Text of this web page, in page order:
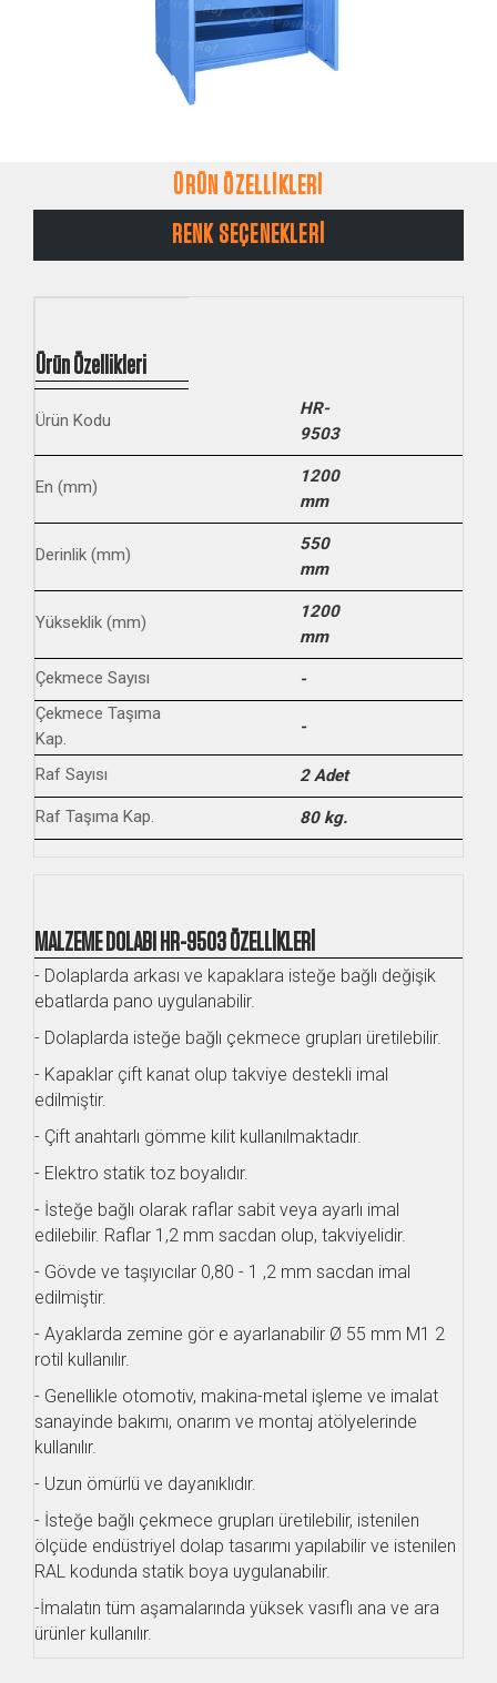
ÜRÜN ÖZELLİKLERİ
RENK SEÇENEKLERİ
Ürün Özellikleri
Ürün Kodu
HR-
9503
En (mm)
1200
mm
Derinlik (mm)
550
mm
Yükseklik (mm)
1200
mm
Çekmece Sayısı
-
Çekmece Taşıma
Kap.
-
Raf Sayısı 2 Adet
Raf Taşıma Kap. 80 kg.
MALZEME DOLABI HR-9503 ÖZELLİKLERİ
- Dolaplarda arkası ve kapaklara isteğe bağlı değişik
ebatlarda pano uygulanabilir.
- Dolaplarda isteğe bağlı çekmece grupları üretilebilir.
- Kapaklar çift kanat olup takviye destekli imal
edilmiştir.
- Çift anahtarlı gömme kilit kullanılmaktadır.
- Elektro statik toz boyalıdır.
- İsteğe bağlı olarak raflar sabit veya ayarlı imal
edilebilir. Raflar 1,2 mm sacdan olup, takviyelidir.
- Gövde ve taşıyıcılar 0,80 - 1 ,2 mm sacdan imal
edilmiştir.
- Ayaklarda zemine gör e ayarlanabilir Ø 55 mm M1 2
rotil kullanılır.
- Genellikle otomotiv, makina-metal işleme ve imalat
sanayinde bakımı, onarım ve montaj atölyelerinde
kullanılır.
- Uzun ömürlü ve dayanıklıdır.
- İsteğe bağlı çekmece grupları üretilebilir, istenilen
ölçüde endüstriyel dolap tasarımı yapılabilir ve istenilen
RAL kodunda statik boya uygulanabilir.
-İmalatın tüm aşamalarında yüksek vasıflı ana ve ara
ürünler kullanılır.